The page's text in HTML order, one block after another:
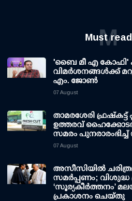
Must read
M
'ബൈ മീ എ കോഫി'
വിമര്‍ശനങ്ങള്‍ക്ക്
എം. ജോണ്‍
07 August
താമരശേരി ഫ്രഷ്കട്ട്
ഉത്തരവ്
സമരം
07 August
അസീസിയിൽ
സമർപ്പണം; വിശുദ്ധ
‘സൂര്യകീർത്തനം’
പ്രകാശനം ചെയ്തു